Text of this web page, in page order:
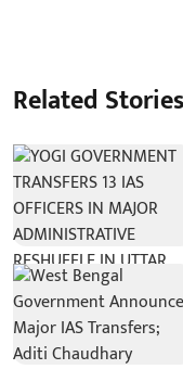
Related Stories